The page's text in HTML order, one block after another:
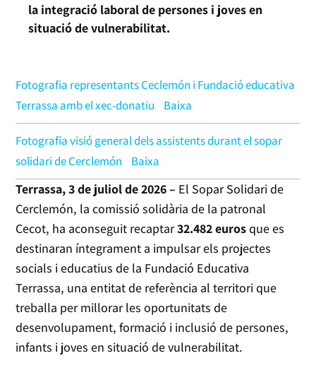
la integració laboral de persones i joves en
situació de vulnerabilitat.
Fotografia representants Ceclemón i Fundació educativa
Terrassa amb el xec-donatiu
Baixa
Fotografia visió general dels assistents durant el sopar
solidari de Cerclemón
Baixa
Terrassa, 3 de juliol de 2026 – El Sopar Solidari de
Cerclemón, la comissió solidària de la patronal
Cecot, ha aconseguit recaptar32.482 eurosque es
destinaran íntegrament a impulsar els projectes
socials i educatius de la Fundació Educativa
Terrassa, una entitat de referència al territori que
treballa per millorar les oportunitats de
desenvolupament, formació i inclusió de persones,
infants i joves en situació de vulnerabilitat.